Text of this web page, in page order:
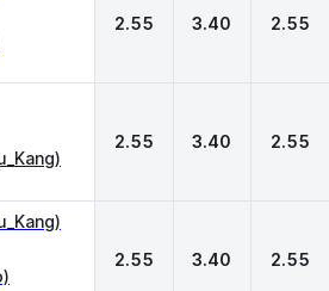
2.55 3.40 2.55
2.55 3.40 2.55
2.55 3.40 2.55